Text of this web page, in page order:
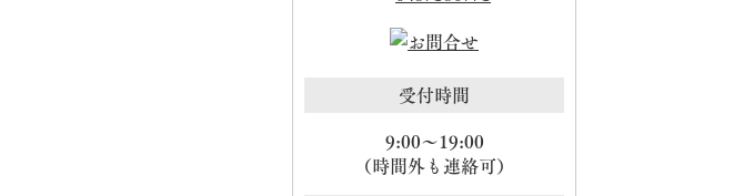
受付時間
9:00～19:00
（時間外も連絡可）